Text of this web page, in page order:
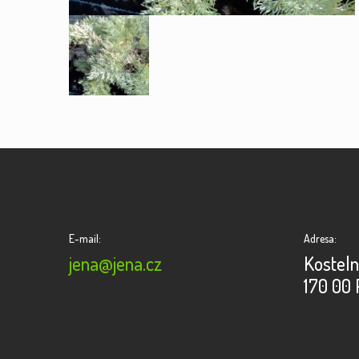
E-mail:
jena@jena.cz
Adresa:
170 00